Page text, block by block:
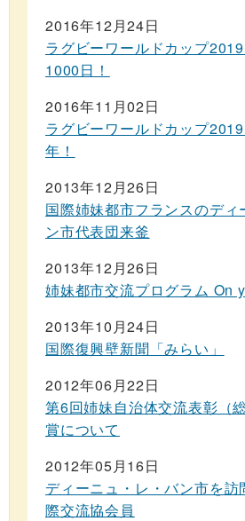
2016年12月24日
ラグビーワールドカップ
1000日！
2016年11月02日
ラグビーワールドカップ
年！
2013年12月26日
国際姉妹都市フランスのデ
ン市代表団来釜
2013年12月26日
姉妹都市交流プログラム On
2013年10月24日
国際復興壁新聞「みらい」
2012年06月22日
第6回姉妹自治体交流表彰（
賞について
2012年05月16日
ディーニュ・レ・バン市を訪
際交流協会員